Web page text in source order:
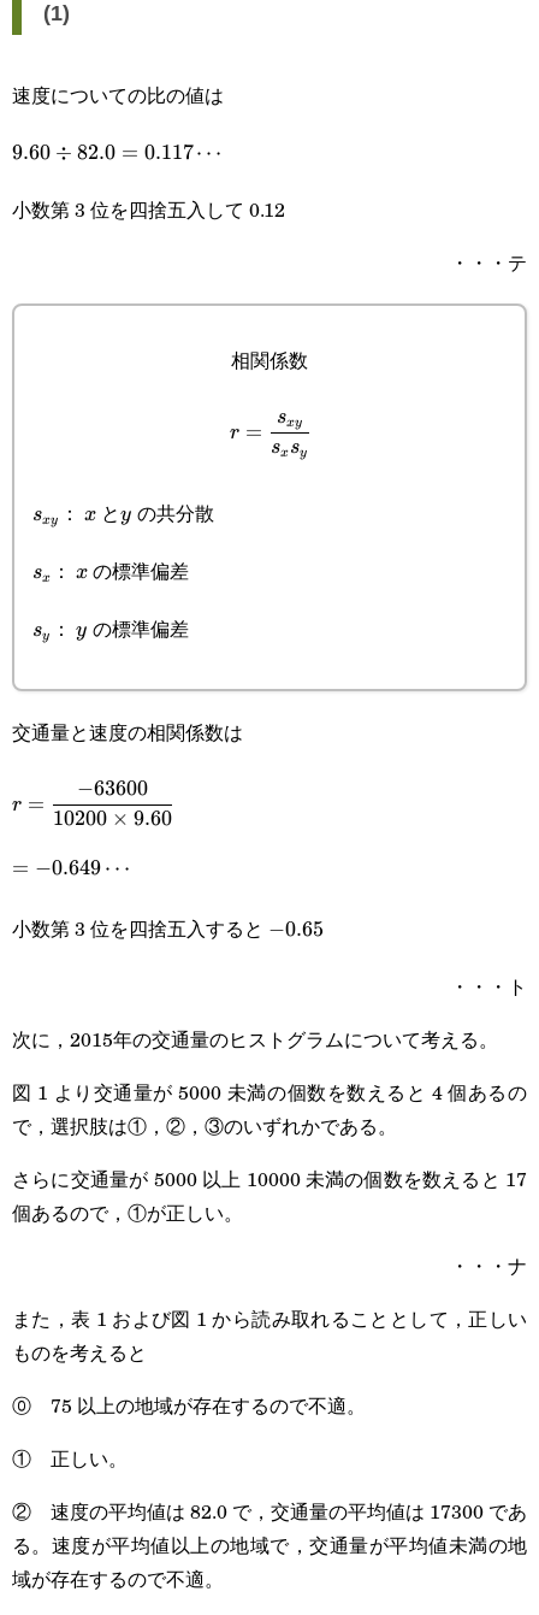
(1)
速度についての比の値は
9.60\div82.0=0.117\cdots
9.60 ÷ 82.0 = 0.117⋯
小数第 3 位を四捨五入して 0.12
・・・テ
相関係数
r=\cfrac{s_{xy}}
{s_x s_y}
r =
sxsy
sxy
sxy ： x とy の共分散
sx ： x の標準偏差
sy ： y の標準偏差
交通量と速度の相関係数は
r=\cfrac{-63600}
{10200\times9.60}
r =
10200 × 9.60
−63600
=-0.649\cdots
= −0.649⋯
小数第 3 位を四捨五入すると -0.65
−0.65
・・・ト
次に，2015年の交通量のヒストグラムについて考える。
図 1 より交通量が 5000 未満の個数を数えると 4 個あるの
で，選択肢は①，②，③のいずれかである。
さらに交通量が 5000 以上 10000 未満の個数を数えると 17
個あるので，①が正しい。
・・・ナ
また，表 1 および図 1 から読み取れることとして，正しい
ものを考えると
⓪ 75 以上の地域が存在するので不適。
① 正しい。
② 速度の平均値は 82.0 で，交通量の平均値は 17300 であ
る。速度が平均値以上の地域で，交通量が平均値未満の地
域が存在するので不適。